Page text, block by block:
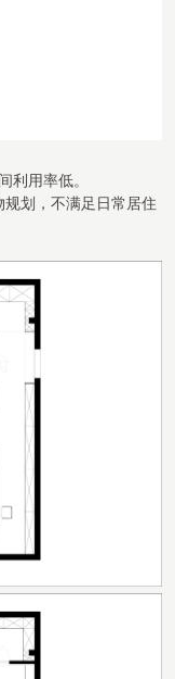
利用率低。
划，不满足日常居住